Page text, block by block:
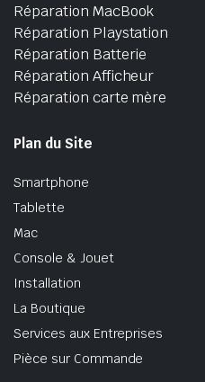
Réparation MacBook
Réparation Playstation
Réparation Batterie
Réparation Afficheur
Réparation carte mère
Plan du Site
Smartphone
Tablette
Mac
Console & Jouet
Installation
La Boutique
Services aux Entreprises
Pièce sur Commande